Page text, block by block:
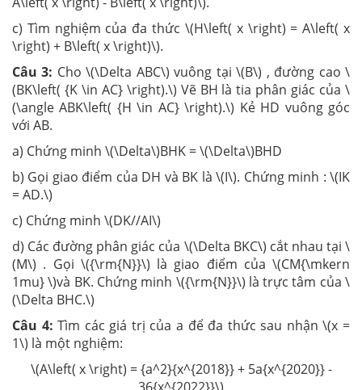
c) Tìm nghiệm của đa thức \(H\left( x \right) = A\left( x
\right) + B\left( x \right)\).
Câu 3: Cho \(\Delta ABC\) vuông tại \(B\) , đường cao \
(BK\left( {K \in AC} \right).\) Vẽ BH là tia phân giác của \
(\angle ABK\left( {H \in AC} \right).\) Kẻ HD vuông góc
với AB.
a) Chứng minh \(\Delta\)BHK = \(\Delta\)BHD
b) Gọi giao điểm của DH và BK là \(I\). Chứng minh : \(IK
= AD.\)
c) Chứng minh \(DK//AI\)
d) Các đường phân giác của \(\Delta BKC\) cắt nhau tại \
(M\) . Gọi \({\rm{N}}\) là giao điểm của \(CM{\mkern
1mu} \)và BK. Chứng minh \({\rm{N}}\) là trực tâm của \
(\Delta BHC.\)
Câu 4: Tìm các giá trị của a để đa thức sau nhận \(x =
1\) là một nghiệm:
\(A\left( x \right) = {a^2}{x^{2018}} + 5a{x^{2020}} -